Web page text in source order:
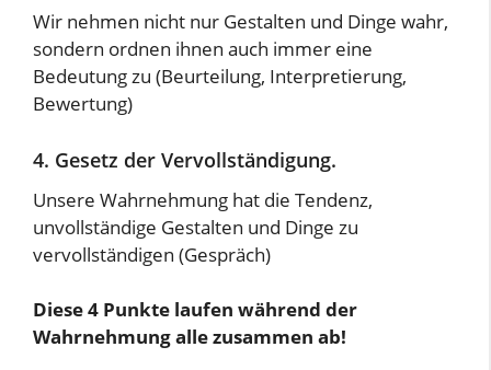
Wir nehmen nicht nur Gestalten und Dinge wahr,
sondern ordnen ihnen auch immer eine
Bedeutung zu (Beurteilung, Interpretierung,
Bewertung)
4. Gesetz der Vervollständigung.
Unsere Wahrnehmung hat die Tendenz,
unvollständige Gestalten und Dinge zu
vervollständigen (Gespräch)
Diese 4 Punkte laufen während der
Wahrnehmung alle zusammen ab!